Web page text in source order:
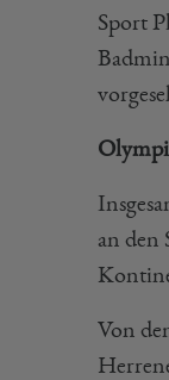
Sport
an den
Von